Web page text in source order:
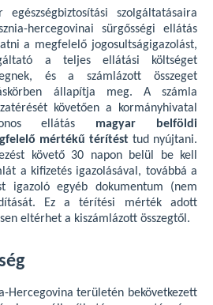
szolgáltatásaira
hercegovinai sürgősségi ellátás
a megfelelő jogosultságigazolást,
a teljes ellátási költséget
és a számlázott összeget
állapítja meg. A számla
követően a kormányhivatal
ellátás magyar belföldi
mértékű térítést tud nyújtani.
követő 30 napon belül be kell
a kifizetés igazolásával, továbbá a
igazoló egyéb dokumentum (nem
Ez a térítési mérték adott
eltérhet a kiszámlázott összegtől.
Hercegovina területén bekövetkezett